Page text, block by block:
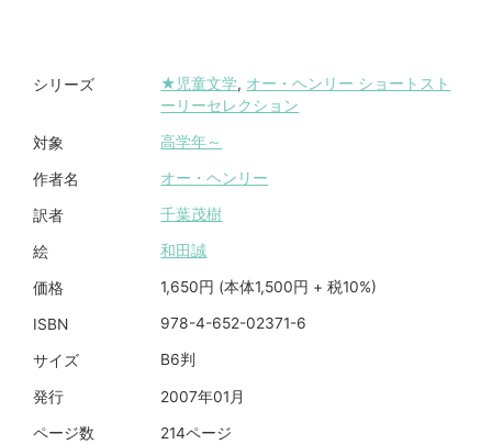
シリーズ ★児童文学, オー・ヘンリー ショートスト
ーリーセレクション
対象 高学年～
作者名 オー・ヘンリー
訳者 千葉茂樹
絵 和田誠
価格 1,650円 (本体1,500円 + 税10%)
ISBN 978-4-652-02371-6
サイズ B6判
発行 2007年01月
ページ数 214ページ